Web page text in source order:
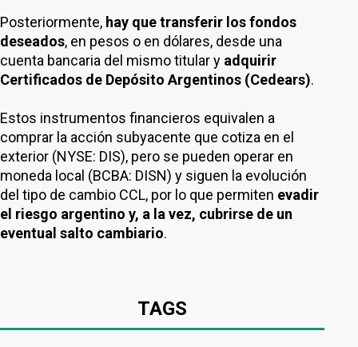
Posteriormente, hay que transferir los fondos
deseados, en pesos o en dólares, desde una
cuenta bancaria del mismo titular y adquirir
Certificados de Depósito Argentinos (Cedears).
Estos instrumentos financieros equivalen a
comprar la acción subyacente que cotiza en el
exterior (NYSE: DIS), pero se pueden operar en
moneda local (BCBA: DISN) y siguen la evolución
del tipo de cambio CCL, por lo que permiten evadir
el riesgo argentino y, a la vez, cubrirse de un
eventual salto cambiario.
TAGS